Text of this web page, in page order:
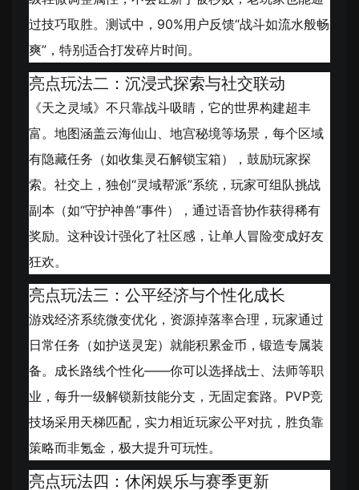
过技巧取胜。测试中，90%用户反馈“战斗如流水般畅
爽”，特别适合打发碎片时间。
亮点玩法二：沉浸式探索与社交联动
《天之灵域》不只靠战斗吸睛，它的世界构建超丰
富。地图涵盖云海仙山、地宫秘境等场景，每个区域
有隐藏任务（如收集灵石解锁宝箱），鼓励玩家探
索。社交上，独创“灵域帮派”系统，玩家可组队挑战
副本（如“守护神兽”事件），通过语音协作获得稀有
奖励。这种设计强化了社区感，让单人冒险变成好友
狂欢。
亮点玩法三：公平经济与个性化成长
游戏经济系统微变优化，资源掉落率合理，玩家通过
日常任务（如护送灵宠）就能积累金币，锻造专属装
备。成长路线个性化——你可以选择战士、法师等职
业，每升一级解锁新技能分支，无固定套路。PVP竞
技场采用天梯匹配，实力相近玩家公平对抗，胜负靠
策略而非氪金，极大提升可玩性。
亮点玩法四：休闲娱乐与赛季更新